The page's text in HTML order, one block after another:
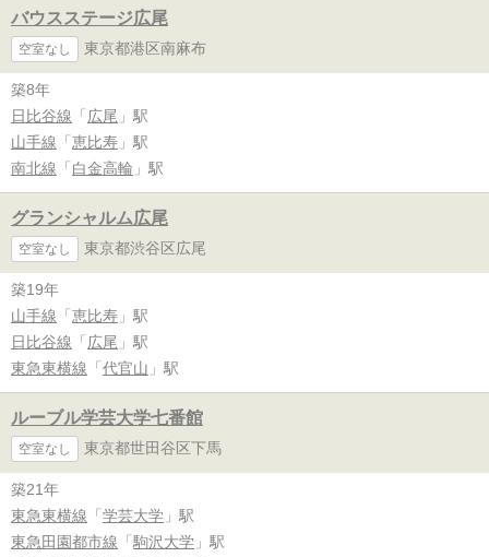
バウスステージ広尾
空室なし 東京都港区南麻布
築8年
日比谷線 「 広尾 」駅
山手線 「 恵比寿 」駅
南北線 「 白金高輪 」駅
グランシャルム広尾
空室なし 東京都渋谷区広尾
築19年
山手線 「 恵比寿 」駅
日比谷線 「 広尾 」駅
東急東横線 「 代官山 」駅
ルーブル学芸大学七番館
空室なし 東京都世田谷区下馬
築21年
東急東横線 「 学芸大学 」駅
東急田園都市線 「 駒沢大学 」駅